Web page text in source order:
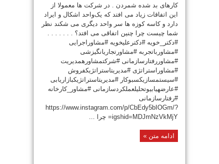
کارهای بد شده شمردن . در شرکت ها معمولا از
این اتفاقات زیاد می افتد که یک‌واحد اشکال و ایراد
دارد و کاسه کوزه ها سر واحد دیگری می شکند نظر
شما چیست چرا چنین اتفاقی می افتد؟ . . . . . . .
#دکتر_خویه #دکترعلیخویه #مشاوراجرایی
#مشاورباتجربه #مشاورتجاریانگیزشی
#مشاوررفتارسازمانی #شرکتمشاورهمدیریت
#مشاوراستراتژی #مدیریتاستراتژیکفروش
#سیستمسازیکسبوکار #مدیریتاستراتژیکبازاریابی
#عارضهیابیوتحلیلعملکردسازمانی #مشاور_کارخانه
#رفتارسازمانی
https://www.instagram.com/p/CbEdy5bIOGm/?
igshid=MDJmNzVkMjY= چرا ...
ادامه متن »